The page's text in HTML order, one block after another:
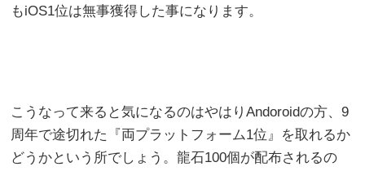
もiOS1位は無事獲得した事になります。
こうなって来ると気になるのはやはりAndoroidの方、9
周年で途切れた『両プラットフォーム1位』を取れるか
どうかという所でしょう。龍石100個が配布されるの